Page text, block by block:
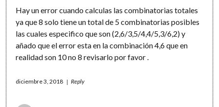
Hay un error cuando calculas las combinatorias totales
ya que 8 solo tiene un total de 5 combinatorias posibles
las cuales especifico que son (2,6/3,5/4,4/5,3/6,2) y
añado que el error esta en la combinación 4,6 que en
realidad son 10 no 8 revisarlo por favor .
diciembre 3, 2018 Reply